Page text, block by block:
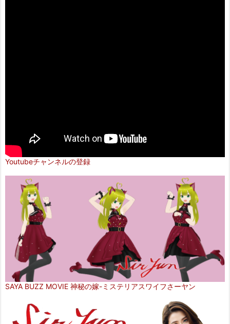
Youtubeチャンネルの登録
SAYA BUZZ MOVIE 神秘の嫁-ミステリアスワイフさーヤン